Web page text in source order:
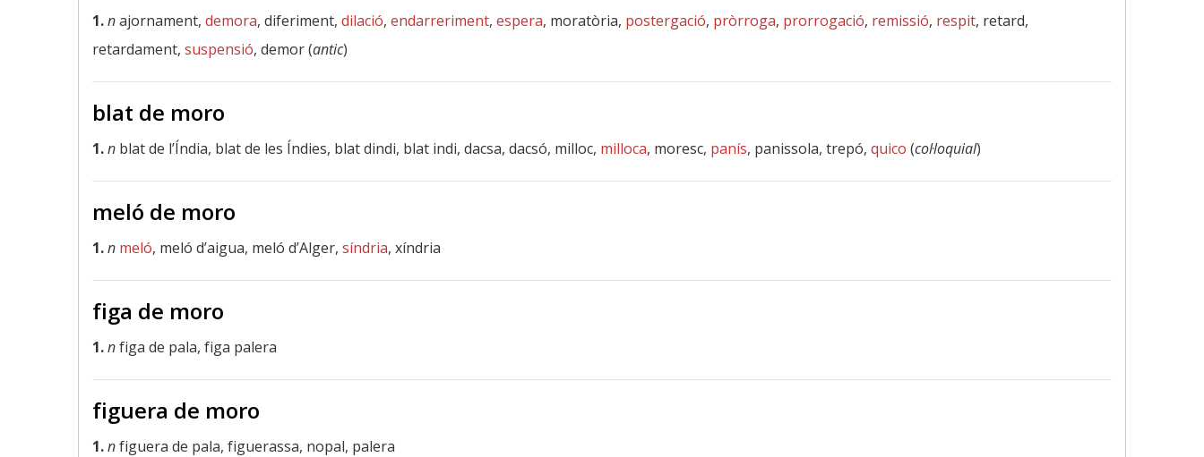
1.najornament, demora, diferiment, dilació, endarreriment, espera, moratòria, postergació, pròrroga, prorrogació, remissió, respit, retard,
retardament, suspensió, demor (antic)
blat de moro
1.n blat de l’Índia, blat de les Índies, blat dindi, blat indi, dacsa, dacsó, milloc, milloca, moresc, panís, panissola, trepó, quico (col·loquial)
meló de moro
1.n meló, meló d’aigua, meló d’Alger, síndria, xíndria
figa de moro
1.nfiga de pala, figa palera
figuera de moro
1.nfiguera de pala, figuerassa, nopal, palera